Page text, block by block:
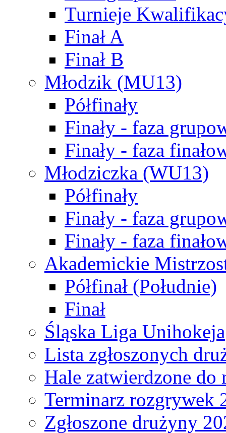
Turnieje
Finał A
Finał B
Młodzik (MU13)
Półfinały
Finały - faza
Finały - faza
Młodziczka (WU13)
Półfinały
Finały - faza
Finały - faza
Akademickie
Półfinał (Południe)
Finał
Śląska Liga Unihokeja
Lista zgłoszonych
Hale zatwierdzone do
Terminarz rozgrywek
Zgłoszone drużyny